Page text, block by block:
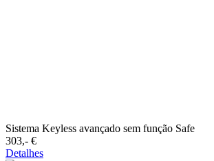
Sistema Keyless avançado sem função Safe
303,-‍ €
Detalhes